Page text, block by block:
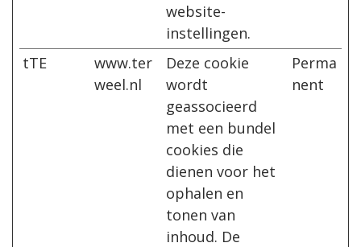
website-
instellingen.
tTE
www.ter
weel.nl
Deze cookie
wordt
geassocieerd
met een bundel
cookies die
dienen voor het
ophalen en
tonen van
inhoud. De
Perma
nent